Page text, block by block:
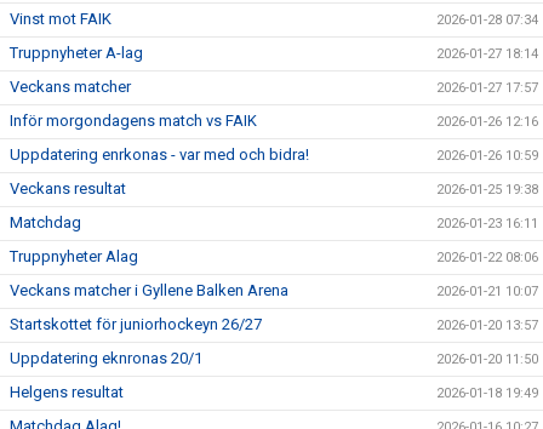
Vinst mot FAIK 2026-01-28 07:34
Truppnyheter A-lag 2026-01-27 18:14
Veckans matcher 2026-01-27 17:57
Inför morgondagens match vs FAIK 2026-01-26 12:16
Uppdatering enrkonas - var med och bidra! 2026-01-26 10:59
Veckans resultat 2026-01-25 19:38
Matchdag 2026-01-23 16:11
Truppnyheter Alag 2026-01-22 08:06
Veckans matcher i Gyllene Balken Arena 2026-01-21 10:07
Startskottet för juniorhockeyn 26/27 2026-01-20 13:57
Uppdatering eknronas 20/1 2026-01-20 11:50
Helgens resultat 2026-01-18 19:49